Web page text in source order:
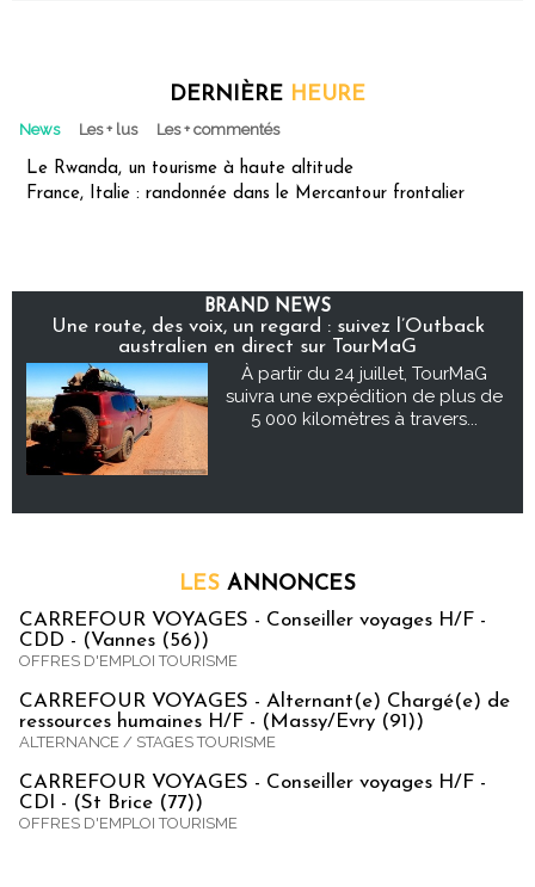
DERNIÈRE HEURE
News Les + lus Les + commentés
Le Rwanda, un tourisme à haute altitude
France, Italie : randonnée dans le Mercantour frontalier
BRAND NEWS
Une route, des voix, un regard : suivez l’Outback
australien en direct sur TourMaG
À partir du 24 juillet, TourMaG
suivra une expédition de plus de
5 000 kilomètres à travers...
LES ANNONCES
CARREFOUR VOYAGES - Conseiller voyages H/F -
CDD - (Vannes (56))
OFFRES D'EMPLOI TOURISME
CARREFOUR VOYAGES - Alternant(e) Chargé(e) de
ressources humaines H/F - (Massy/Evry (91))
ALTERNANCE / STAGES TOURISME
CARREFOUR VOYAGES - Conseiller voyages H/F -
CDI - (St Brice (77))
OFFRES D'EMPLOI TOURISME